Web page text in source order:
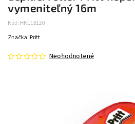
vymeniteľný 16m
Kód: HK118120
Neohodnotené
Značka: Pritt